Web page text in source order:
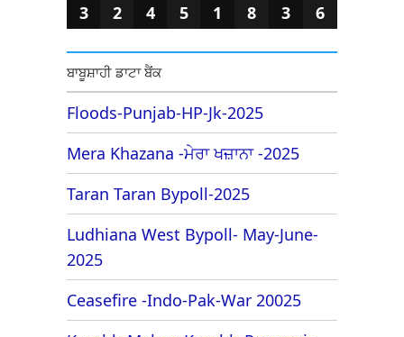
3 2 4 5 1 8 3 6
ਬਾਬੂਸ਼ਾਹੀ ਡਾਟਾ ਬੈਂਕ
Floods-Punjab-HP-Jk-2025
Mera Khazana -ਮੇਰਾ ਖਜ਼ਾਨਾ -2025
Taran Taran Bypoll-2025
Ludhiana West Bypoll- May-June-
2025
Ceasefire -Indo-Pak-War 20025